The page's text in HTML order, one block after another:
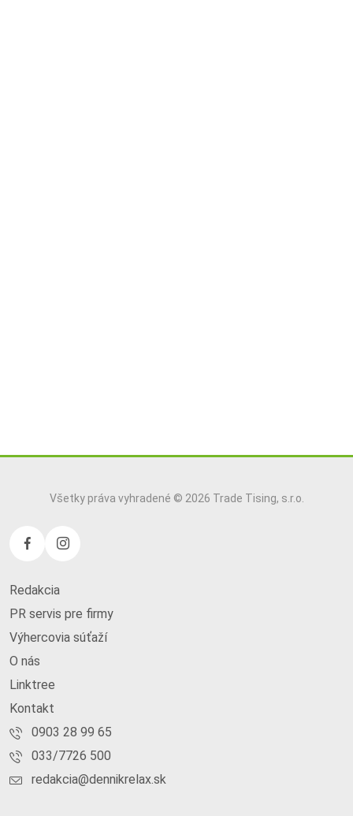
Všetky práva vyhradené © 2026 Trade Tising, s.r.o.
Redakcia
PR servis pre firmy
Výhercovia súťaží
O nás
Linktree
Kontakt
0903 28 99 65
033/7726 500
redakcia@dennikrelax.sk